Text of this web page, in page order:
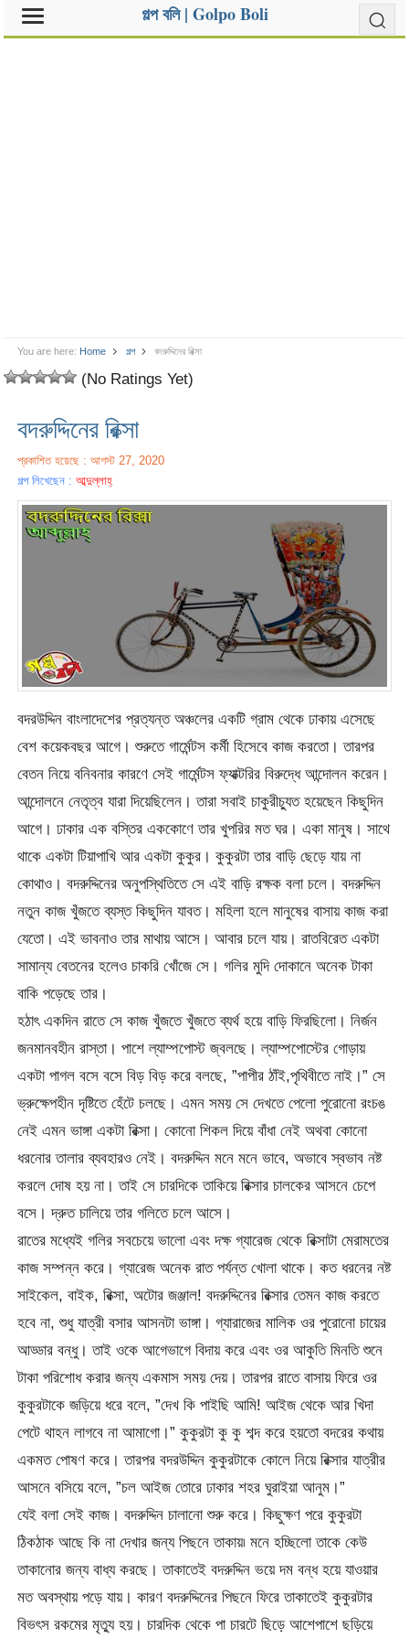
গল্প বলি | Golpo Boli
You are here: Home গল্প বদরুদ্দিনের রিক্সা
(No Ratings Yet)
বদরুদ্দিনের রিক্সা
প্রকাশিত হয়েছে : আগস্ট 27, 2020
গল্প লিখেছেন :আব্দুল্লাহ্
বদরউদ্দিন বাংলাদেশের প্রত্যন্ত অঞ্চলের একটি গ্রাম থেকে ঢাকায় এসেছে
বেশ কয়েকবছর আগে। শুরুতে গার্মেন্টস কর্মী হিসেবে কাজ করতো। তারপর
বেতন নিয়ে বনিবনার কারণে সেই গার্মেন্টস ফ্যাক্টরির বিরুদ্ধে আন্দোলন করেন।
আন্দোলনে নেতৃত্ব যারা দিয়েছিলেন। তারা সবাই চাকুরীচ্যুত হয়েছেন কিছুদিন
আগে। ঢাকার এক বস্তির এককোণে তার খুপরির মত ঘর। একা মানুষ। সাথে
থাকে একটা টিয়াপাখি আর একটা কুকুর। কুকুরটা তার বাড়ি ছেড়ে যায় না
কোথাও। বদরুদ্দিনের অনুপস্থিতিতে সে এই বাড়ি রক্ষক বলা চলে। বদরুদ্দিন
নতুন কাজ খুঁজতে ব্যস্ত কিছুদিন যাবত। মহিলা হলে মানুষের বাসায় কাজ করা
যেতো। এই ভাবনাও তার মাথায় আসে। আবার চলে যায়। রাতবিরেত একটা
সামান্য বেতনের হলেও চাকরি খোঁজে সে। গলির মুদি দোকানে অনেক টাকা
বাকি পড়েছে তার।
হঠাৎ একদিন রাতে সে কাজ খুঁজতে খুঁজতে ব্যর্থ হয়ে বাড়ি ফিরছিলো। নির্জন
জনমানবহীন রাস্তা। পাশে ল্যাম্পপোস্ট জ্বলছে। ল্যাম্পপোস্টের গোড়ায়
একটা পাগল বসে বসে বিড় বিড় করে বলছে, ”পাপীর ঠাঁই,পৃথিবীতে নাই।” সে
ভ্রুক্ষেপহীন দৃষ্টিতে হেঁটে চলছে। এমন সময় সে দেখতে পেলো পুরোনো রংচঙ
নেই এমন ভাঙ্গা একটা রিক্সা। কোনো শিকল দিয়ে বাঁধা নেই অথবা কোনো
ধরনোর তালার ব্যবহারও নেই। বদরুদ্দিন মনে মনে ভাবে, অভাবে স্বভাব নষ্ট
করলে দোষ হয় না। তাই সে চারদিকে তাকিয়ে রিক্সার চালকের আসনে চেপে
বসে। দ্রুত চালিয়ে তার গলিতে চলে আসে।
রাতের মধ্যেই গলির সবচেয়ে ভালো এবং দক্ষ গ্যারেজ থেকে রিক্সাটা মেরামতের
কাজ সম্পন্ন করে। গ্যারেজ অনেক রাত পর্যন্ত খোলা থাকে। কত ধরনের নষ্ট
সাইকেল, বাইক, রিক্সা, অটোর জঞ্জাল! বদরুদ্দিনের রিক্সার তেমন কাজ করতে
হবে না, শুধু যাত্রী বসার আসনটা ভাঙ্গা। গ্যারাজের মালিক ওর পুরোনো চায়ের
আড্ডার বন্ধু। তাই ওকে আগেভাগে বিদায় করে এবং ওর আকুতি মিনতি শুনে
টাকা পরিশোধ করার জন্য একমাস সময় দেয়। তারপর রাতে বাসায় ফিরে ওর
কুকুরটাকে জড়িয়ে ধরে বলে, ”দেখ কি পাইছি আমি! আইজ থেকে আর খিদা
পেটে থাহন লাগবে না আমাগো।” কুকুরটা কু কু শব্দ করে হয়তো বদরের কথায়
একমত পোষণ করে। তারপর বদরউদ্দিন কুকুরটাকে কোলে নিয়ে রিক্সার যাত্রীর
আসনে বসিয়ে বলে, ”চল আইজ তোরে ঢাকার শহর ঘুরাইয়া আনুম।”
যেই বলা সেই কাজ। বদরুদ্দিন চালানো শুরু করে। কিছুক্ষণ পরে কুকুরটা
ঠিকঠাক আছে কি না দেখার জন্য পিছনে তাকায়৷ মনে হচ্ছিলো তাকে কেউ
তাকানোর জন্য বাধ্য করছে। তাকাতেই বদরুদ্দিন ভয়ে দম বন্ধ হয়ে যাওয়ার
মত অবস্থায় পড়ে যায়। কারণ বদরুদ্দিনের পিছনে ফিরে তাকাতেই কুকুরটার
বিভৎস রকমের মৃত্যু হয়। চারদিক থেকে পা চারটে ছিড়ে আশেপাশে ছড়িয়ে